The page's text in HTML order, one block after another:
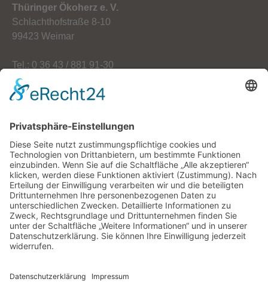
Thüringer Ökoherz e. V.
Schlachthofstraße 8-10
99423 Weimar
Tel.: 0 36 43 / 881 91-30
Fax: 0 36 43 / 881 91-59
E-Mail: info[at]oekoherz.de
Vereinsvorsitzende:
Maria Streitferdt
Suche
nach: